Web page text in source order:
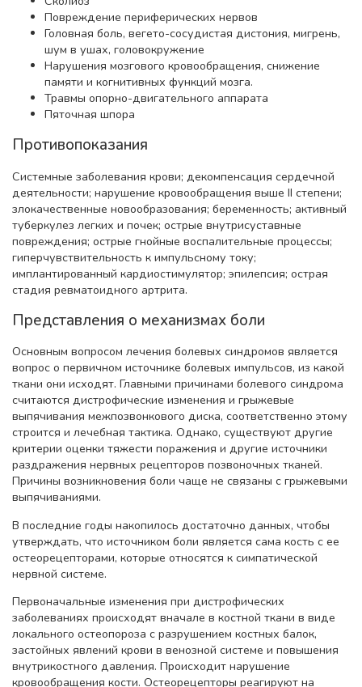
Повреждение периферических нервов
Головная боль, вегето-сосудистая дистония, мигрень,
шум в ушах, головокружение
Нарушения мозгового кровообращения, снижение
памяти и когнитивных функций мозга.
Травмы опорно-двигательного аппарата
Пяточная шпора
Противопоказания
Системные заболевания крови; декомпенсация сердечной
деятельности; нарушение кровообращения выше II степени;
злокачественные новообразования; беременность; активный
туберкулез легких и почек; острые внутрисуставные
повреждения; острые гнойные воспалительные процессы;
гиперчувствительность к импульсному току;
имплантированный кардиостимулятор; эпилепсия; острая
стадия ревматоидного артрита.
Представления о механизмах боли
Основным вопросом лечения болевых синдромов является
вопрос о первичном источнике болевых импульсов, из какой
ткани они исходят. Главными причинами болевого синдрома
считаются дистрофические изменения и грыжевые
выпячивания межпозвонкового диска, соответственно этому
строится и лечебная тактика. Однако, существуют другие
критерии оценки тяжести поражения и другие источники
раздражения нервных рецепторов позвоночных тканей.
Причины возникновения боли чаще не связаны с грыжевыми
выпячиваниями.
В последние годы накопилось достаточно данных, чтобы
утверждать, что источником боли является сама кость с ее
остеорецепторами, которые относятся к симпатической
нервной системе.
Первоначальные изменения при дистрофических
заболеваниях происходят вначале в костной ткани в виде
локального остеопороза с разрушением костных балок,
застойных явлений крови в венозной системе и повышения
внутрикостного давления. Происходит нарушение
кровообращения кости. Остеорецепторы реагируют на